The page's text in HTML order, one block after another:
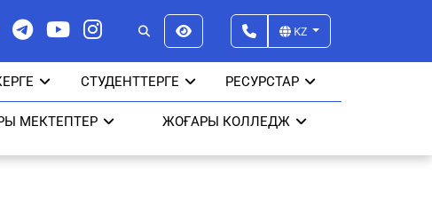
KZ
СТУДЕНТТЕРГЕ РЕСУРСТАР
МЕКТЕПТЕР ЖОҒАРЫ КОЛЛЕДЖ